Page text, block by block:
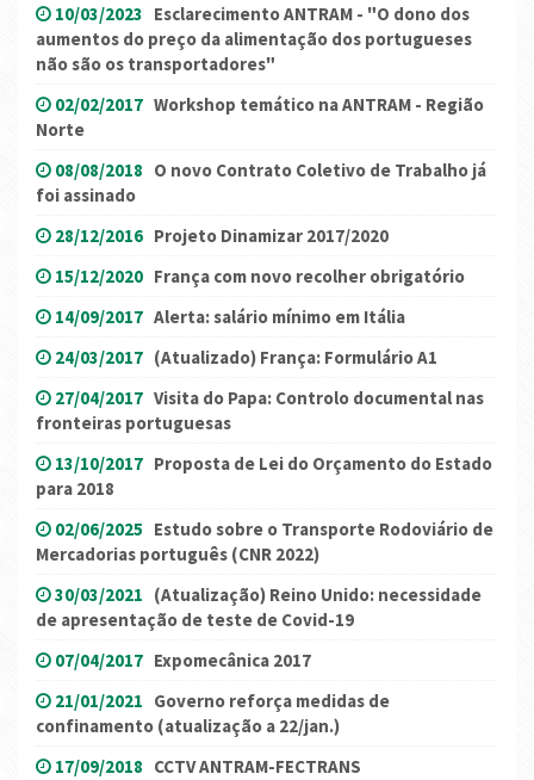
10/03/2023 Esclarecimento ANTRAM - "O dono dos
aumentos do preço da alimentação dos portugueses
não são os transportadores"
02/02/2017 Workshop temático na ANTRAM - Região
Norte
08/08/2018 O novo Contrato Coletivo de Trabalho já
foi assinado
28/12/2016 Projeto Dinamizar 2017/2020
15/12/2020 França com novo recolher obrigatório
14/09/2017 Alerta: salário mínimo em Itália
24/03/2017 (Atualizado) França: Formulário A1
27/04/2017 Visita do Papa: Controlo documental nas
fronteiras portuguesas
13/10/2017 Proposta de Lei do Orçamento do Estado
para 2018
02/06/2025 Estudo sobre o Transporte Rodoviário de
Mercadorias português (CNR 2022)
30/03/2021 (Atualização) Reino Unido: necessidade
de apresentação de teste de Covid-19
07/04/2017 Expomecânica 2017
21/01/2021 Governo reforça medidas de
confinamento (atualização a 22/jan.)
17/09/2018 CCTV ANTRAM-FECTRANS